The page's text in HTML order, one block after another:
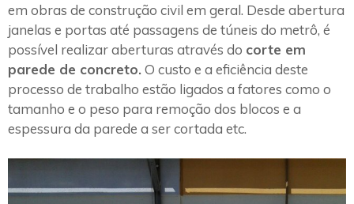
em obras de construção civil em geral. Desde abertura
janelas e portas até passagens de túneis do metrô, é
possível realizar aberturas através do corte em
parede de concreto. O custo e a eficiência deste
processo de trabalho estão ligados a fatores como o
tamanho e o peso para remoção dos blocos e a
espessura da parede a ser cortada etc.